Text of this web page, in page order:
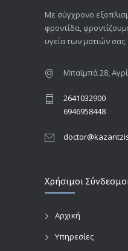
Με σύγχρονο
φροντίδα,
υγεία των ματιών σας.
Μπαϊμπά 28,
2641032900
6946958448
Χρήσιμοι
Αρχική
Υπηρεσίες